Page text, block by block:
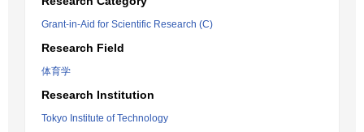
Grant-in-Aid for Scientific Research (C)
Research Field
体育学
Research Institution
Tokyo Institute of Technology